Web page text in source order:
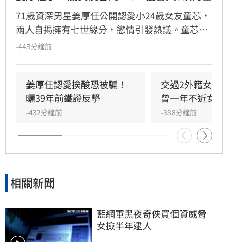
71歲資深男星姜厚任公開認愛小24歲女友童芯，
兩人自揭擁有七世緣分，戀情引發熱議。童芯被
譽為全方位學霸，擁有146高智商，不僅取得台
助管理跨領域資源，讓童芯專注研發。童芯除學
術成就外，還具備特殊靈性體驗，曾在廟宇創下
連續擲出42個聖筊的奇蹟。兩人超越傳統男女情
愛，以理性思維與能力互補模式，共同經營科
技、文化與農業事業，展開跨越世紀的合作使
命。
-443分鐘前
姜厚任認愛挨酸恐被騙！
曬39年前鐵證反擊
-432分鐘前
交過2外籍女友
曾一年不近女色
-338分鐘前
相關新聞
藍網軍黑夜奇俠買個資威脅
女撿半年逮人